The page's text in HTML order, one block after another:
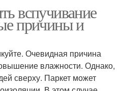
вспучивание
причины и
Очевидная причина
влажности. Однако,
сверху. Паркет может